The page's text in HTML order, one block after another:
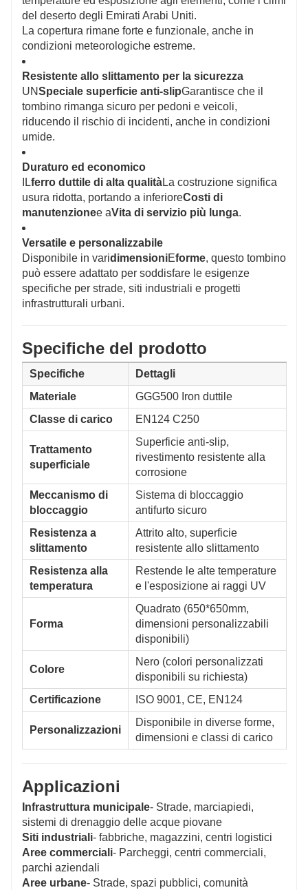
del deserto degli Emirati Arabi Uniti.
La copertura rimane forte e funzionale, anche in
condizioni meteorologiche estreme.
Resistente allo slittamento per la sicurezza
UNSpeciale superficie anti-slipGarantisce che il
tombino rimanga sicuro per pedoni e veicoli,
riducendo il rischio di incidenti, anche in condizioni
umide.
Duraturo ed economico
ILferro duttile di alta qualitàLa costruzione significa
usura ridotta, portando a inferioreCosti di
manutenzionee aVita di servizio più lunga.
Versatile e personalizzabile
Disponibile in varidimensioniEforme, questo tombino
può essere adattato per soddisfare le esigenze
specifiche per strade, siti industriali e progetti
infrastrutturali urbani.
Specifiche del prodotto
Specifiche
Dettagli
Materiale
GGG500 Iron duttile
Classe di carico
EN124 C250
Trattamento
superficiale
Superficie anti-slip,
rivestimento resistente alla
corrosione
Meccanismo di
bloccaggio
Sistema di bloccaggio
antifurto sicuro
Resistenza a
slittamento
Attrito alto, superficie
resistente allo slittamento
Resistenza alla
temperatura
Restende le alte temperature
e l'esposizione ai raggi UV
Forma
Quadrato (650*650mm,
dimensioni personalizzabili
disponibili)
Colore
Nero (colori personalizzati
disponibili su richiesta)
Certificazione
ISO 9001, CE, EN124
Personalizzazioni
Disponibile in diverse forme,
dimensioni e classi di carico
Applicazioni
Infrastruttura municipale- Strade, marciapiedi,
sistemi di drenaggio delle acque piovane
Siti industriali- fabbriche, magazzini, centri logistici
Aree commerciali- Parcheggi, centri commerciali,
parchi aziendali
Aree urbane- Strade, spazi pubblici, comunità